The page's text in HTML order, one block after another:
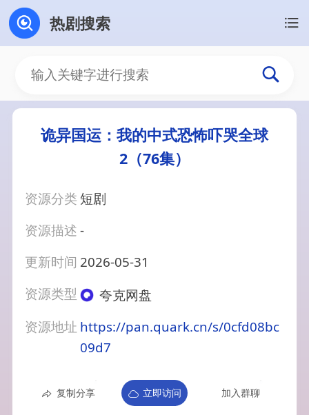
热剧搜索
诡异国运：我的中式恐怖吓哭全球
2（76集）
资源分类 短剧
资源描述-
更新时间 2026-05-31
资源类型
夸克网盘
资源地址 https://pan.quark.cn/s/0cfd08bc
09d7
复制分享 立即访问 加入群聊